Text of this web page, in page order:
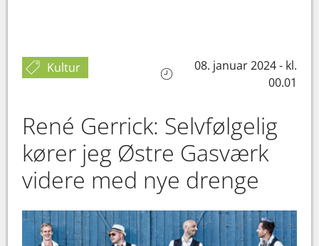
Kultur
08. januar 2024 - kl.
00.01
René Gerrick: Selvfølgelig
kører jeg Østre Gasværk
videre med nye drenge